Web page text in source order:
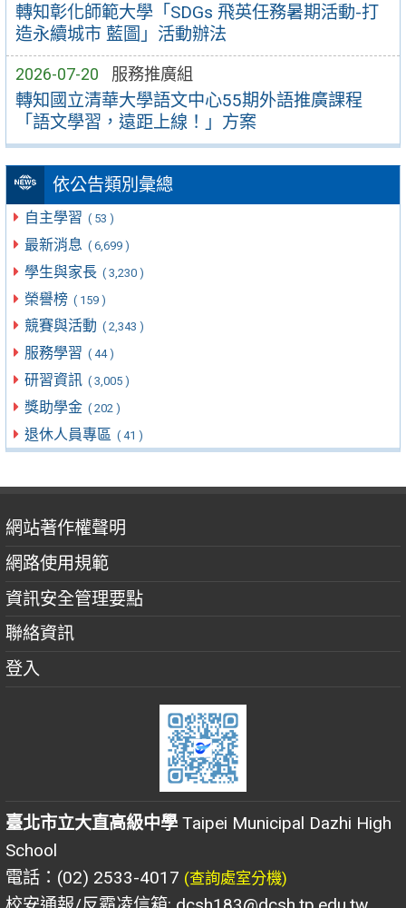
轉知彰化師範大學「SDGs 飛英任務暑期活動-打
造永續城市 藍圖」活動辦法
2026-07-20 服務推廣組
轉知國立清華大學語文中心55期外語推廣課程
「語文學習，遠距上線！」方案
依公告類別彙總
自主學習 ( 53 )
最新消息 ( 6,699 )
學生與家長 ( 3,230 )
榮譽榜 ( 159 )
競賽與活動 ( 2,343 )
服務學習 ( 44 )
研習資訊 ( 3,005 )
獎助學金 ( 202 )
退休人員專區 ( 41 )
網站著作權聲明
網路使用規範
資訊安全管理要點
聯絡資訊
登入
臺北市立大直高級中學 Taipei Municipal Dazhi High
School
電話：(02) 2533-4017 (查詢處室分機)